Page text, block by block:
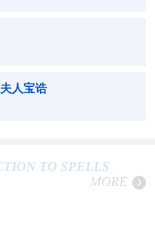
人宝诰
TO SPELLS
MORE